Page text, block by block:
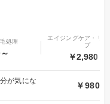
処理
エイジングケア・リ
プ
￥2,980～
が気にな
￥980